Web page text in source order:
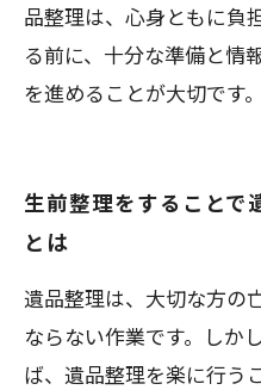
品整理は、心身ともに負
る前に、十分な準備と情
を進めることが大切です。
生前整理をすることで
とは
遺品整理は、大切な方の
ならない作業です。しか
ば、遺品整理を楽に行う